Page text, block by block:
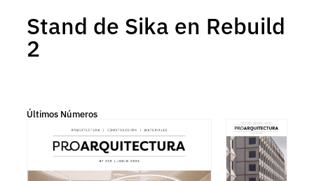
Stand de Sika en Rebuild
2
Últimos Números